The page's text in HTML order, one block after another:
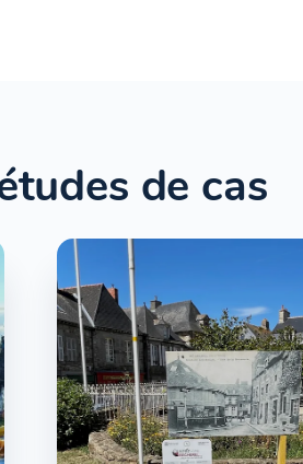
de cas